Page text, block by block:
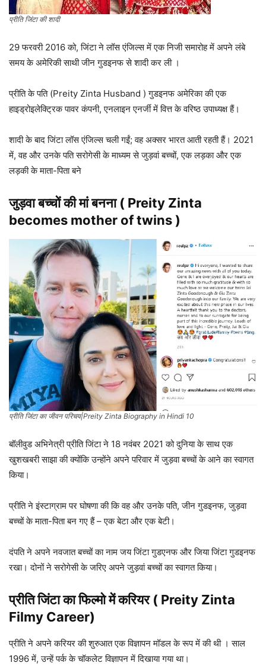
प्रीति जिंटा की शादी
29 फरवरी 2016 को, जिंटा ने लॉस एंजिल्स में एक निजी समारोह में अपने लंबे
समय के अमेरिकी साथी जीन गुडइनफ से शादी कर ली ।
प्रीति के पति (Preity Zinta Husband ) गुडइनफ अमेरिका की एक
हाइड्रोइलेक्ट्रिक पावर कंपनी, एनलाइन एनर्जी में वित्त के वरिष्ठ उपाध्यक्ष हैं।
शादी के बाद जिंटा लॉस एंजिल्स चली गईं; वह अक्सर भारत आती रहती हैं। 2021
में, वह और उनके पति सरोगेसी के माध्यम से जुड़वां बच्चों, एक लड़का और एक
लड़की के माता-पिता बने
जुड़वा बच्चों की मां बनना ( Preity Zinta
becomes mother of twins )
प्रीति जिंटा का जीवन परिचय|Preity Zinta Biography in Hindi 10
बॉलीवुड अभिनेत्री प्रीति जिंटा ने 18 नवंबर 2021 को दुनिया के साथ एक
खुशखबरी साझा की क्योंकि उन्होंने अपने परिवार में जुड़वा बच्चों के आने का स्वागत
किया।
प्रीति ने इंस्टाग्राम पर घोषणा की कि वह और उनके पति, जीन गुडइनफ, जुड़वा
बच्चों के माता-पिता बन गए हैं – एक बेटा और एक बेटी।
दंपति ने अपने नवजात बच्चों का नाम जय जिंटा गुडएनफ और जिया जिंटा गुडइनफ
रखा। दोनों ने सरोगेसी के जरिए अपने जुड़वां बच्चों का स्वागत किया।
प्रीति जिंटा का फिल्मो में करियर ( Preity Zinta
Filmy Career)
प्रीति ने अपने करियर की शुरुआत एक विज्ञापन मॉडल के रूप में की थी । साल
1996 में, उन्हें पर्क के चॉकलेट विज्ञापन में दिखाया गया था।